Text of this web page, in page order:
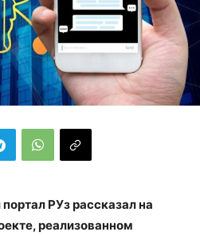
РУз рассказал на
реализованном